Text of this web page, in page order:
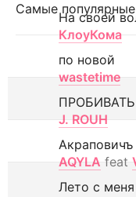
Самые
На своей
КлоуКома
по новой
wastetime
J. ROUH
Акраповичъ
AQYLA feat
Лето с меня